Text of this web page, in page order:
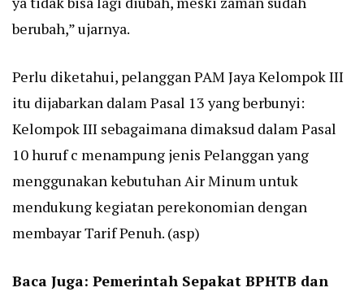
berubah,” ujarnya.
Perlu diketahui, pelanggan PAM Jaya Kelompok III
itu dijabarkan dalam Pasal 13 yang berbunyi:
Kelompok III sebagaimana dimaksud dalam Pasal
10 huruf c menampung jenis Pelanggan yang
menggunakan kebutuhan Air Minum untuk
mendukung kegiatan perekonomian dengan
membayar Tarif Penuh. (asp)
Baca Juga: Pemerintah Sepakat BPHTB dan